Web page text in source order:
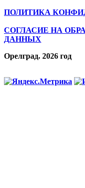
ПОЛИТИКА
СОГЛАСИЕ НА
ДАННЫХ
Орелград. 2026 год